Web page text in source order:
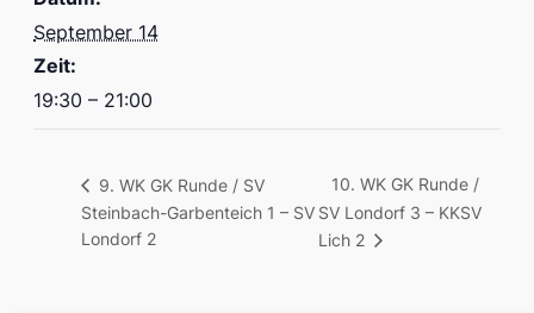
September 14
Zeit:
19:30 – 21:00
9. WK GK Runde / SV
Steinbach-Garbenteich 1 – SV
Londorf 2
10. WK GK Runde /
SV Londorf 3 – KKSV
Lich 2